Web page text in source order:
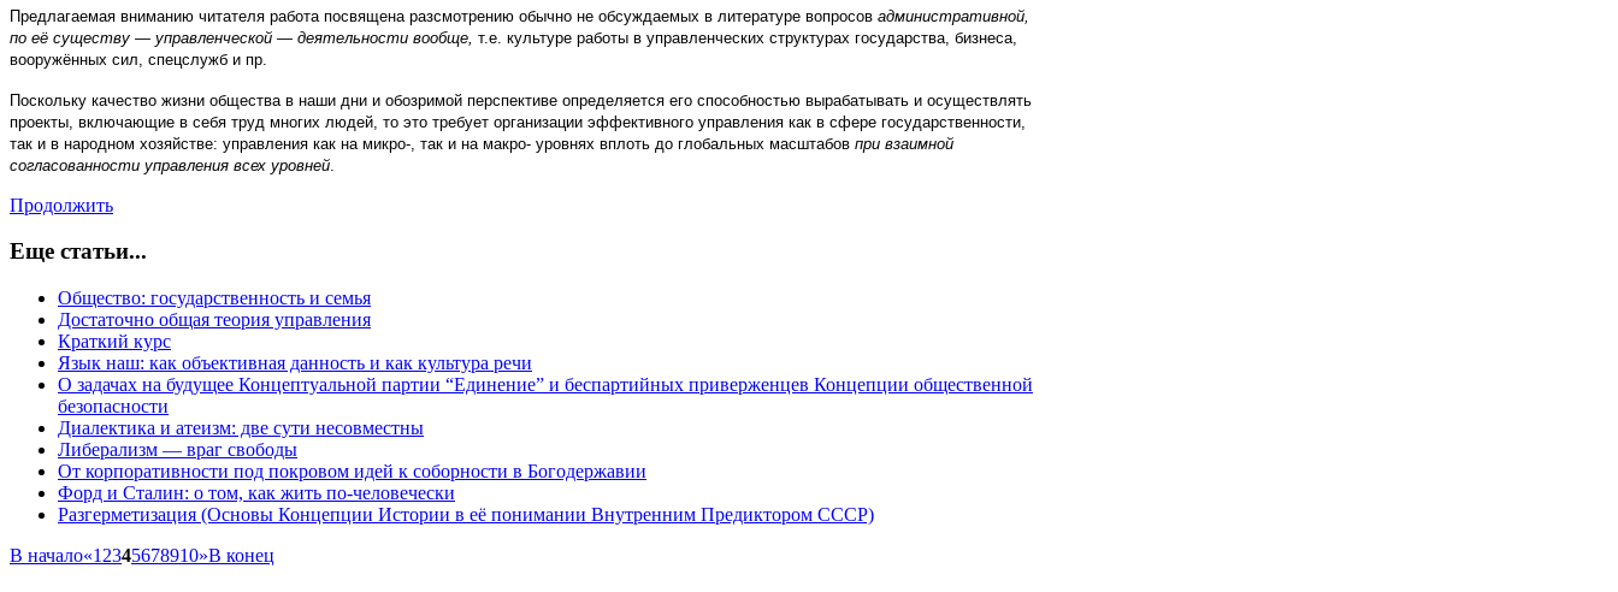
Предлагаемая вниманию читателя работа посвящена разсмотрению обычно не обсуждаемых в литературе вопросов административной,
по её существу — управленческой — деятельности вообще, т.е. культуре работы в управленческих структурах государства, бизнеса,
вооружённых сил, спецслужб и пр.
Поскольку качество жизни общества в наши дни и обозримой перспективе определяется его способностью вырабатывать и осуществлять
проекты, включающие в себя труд многих людей, то это требует организации эффективного управления как в сфере государственности,
так и в народном хозяйстве: управления как на микро-, так и на макро- уровнях вплоть до глобальных масштабов при взаимной
согласованности управления всех уровней
Продолжить
Еще статьи...
Общество: государственность и семья
Достаточно общая теория управления
Краткий курс
Язык наш: как объективная данность и как культура речи
О задачах на будущее Концептуальной партии “Единение” и беспартийных приверженцев Концепции общественной
безопасности
Диалектика и атеизм: две сути несовместны
Либерализм — враг свободы
От корпоративности под покровом идей к соборности в Богодержавии
Форд и Сталин: о том, как жить по-человечески
Разгерметизация (Основы Концепции Истории в её понимании Внутренним Предиктором СССР)
В начало«1 2345678910»В конец